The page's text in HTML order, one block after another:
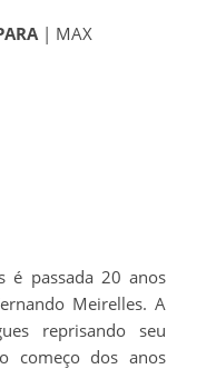
| MAX
é passada 20 anos
Meirelles. A
reprisando seu
começo dos anos